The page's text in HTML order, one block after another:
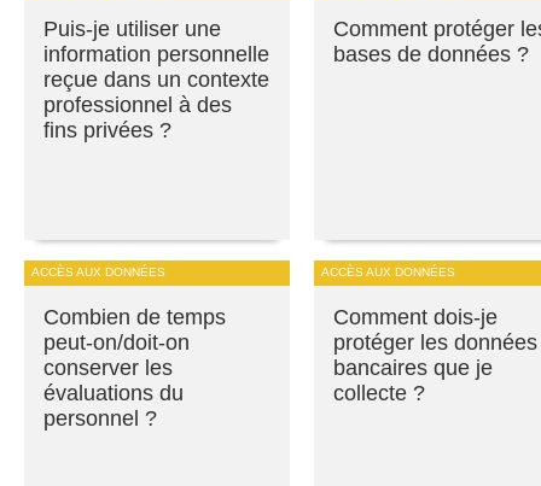
Puis-je utiliser une
information personnelle
reçue dans un contexte
professionnel à des
fins privées ?
Comment protéger
bases de données ?
ACCÈS AUX DONNÉES
Combien de temps
peut-on/doit-on
conserver les
évaluations du
personnel ?
ACCÈS AUX DONNÉES
Comment dois-je
protéger les données
bancaires que je
collecte ?